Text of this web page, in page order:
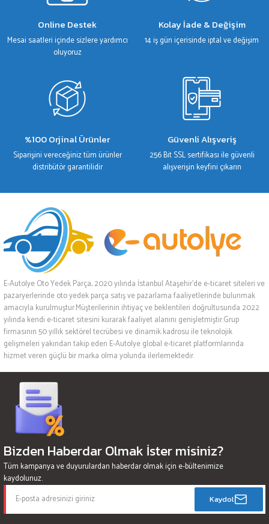
Online Destek
Mesai saatleri içinde sizlere yardımcı
oluyoruz
Kolay İade & Değişim
14 iş gün içerisinde iptal ve değişim
%100 Orjinal Ürünler
Siparişini vereceğiniz tüm ürünler
distribütör garantilidir
Güvenli Alışveriş
256 Bit SSL sertifikası ile güvenli
alışverişin keyfini çıkarın
E-Autolye Oto Yedek Parça, 2020 yılında İstanbul Ataşehir’de e-ticaret siteleri ve
pazaryerlerinde oto yedek parça satış ve pazarlama faaliyetlerinde bulunmak
amacıyla kurulmuştur.Müşterilerinin ihtiyaç ve beklentileri doğrultusunda 2022
yılında kendi e-ticaret sitesini kurarak faaliyet alanını genişletmiştir.Grup
firmasının 50 yıllık sektörel tecrübesi ve dinamik kadrosu ile teknolojik
gelişmeleri yakından takip eden E-Autolye global e-ticaret platformlarında
hizmet veren güçlü bir marka olma yolunda ilerlemektedir.
Bizden Haberdar Olmak İster misiniz?
Tüm kampanya ve duyurulardan haberdar olmak için e-bültenimize
kaydolunuz.
Kaydol